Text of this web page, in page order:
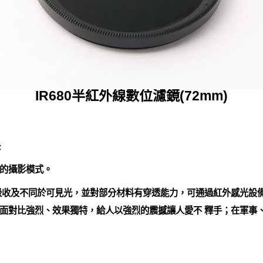
IR680半紅外線數位濾鏡(72mm)
攝影模式。
不同於可見光，並對部分材料有穿透能力，可通過紅外感光設
對比強烈、效果獨特，給人以強烈的震撼讓人愛不 釋手；在軍事